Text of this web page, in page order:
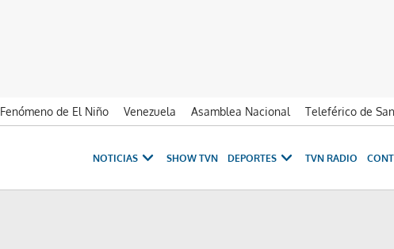
Fenómeno de El Niño Venezuela Asamblea Nacional Teleférico de
NOTICIAS SHOW TVN DEPORTES TVN RADIO